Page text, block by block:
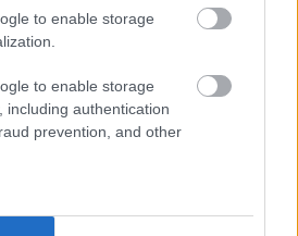
to enable storage
to enable storage
including authentication
prevention, and other
μήνυμα στον Κόλπο: «Φρενάρετε
κρίσιμες υποδομές»
και ανιδιοτελής
της οικογένειας της
Ελίζαμπεθ Ρος
σε αγώνα ερασιτεχνικού